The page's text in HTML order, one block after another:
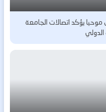
موحيا يؤكد اتصالات الجامعة
الدولي